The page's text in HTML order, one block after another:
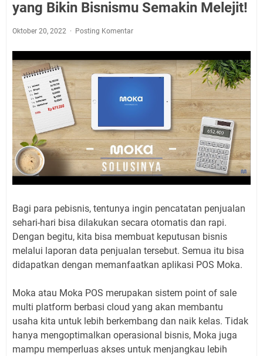
yang Bikin Bisnismu Semakin Melejit!
Oktober 20, 2022 Posting Komentar
Bagi para pebisnis, tentunya ingin pencatatan penjualan
sehari-hari bisa dilakukan secara otomatis dan rapi.
Dengan begitu, kita bisa membuat keputusan bisnis
melalui laporan data penjualan tersebut. Semua itu bisa
didapatkan dengan memanfaatkan aplikasi POS Moka.
Moka atau Moka POS merupakan sistem point of sale
multi platform berbasi cloud yang akan membantu
usaha kita untuk lebih berkembang dan naik kelas. Tidak
hanya mengoptimalkan operasional bisnis, Moka juga
mampu memperluas akses untuk menjangkau lebih